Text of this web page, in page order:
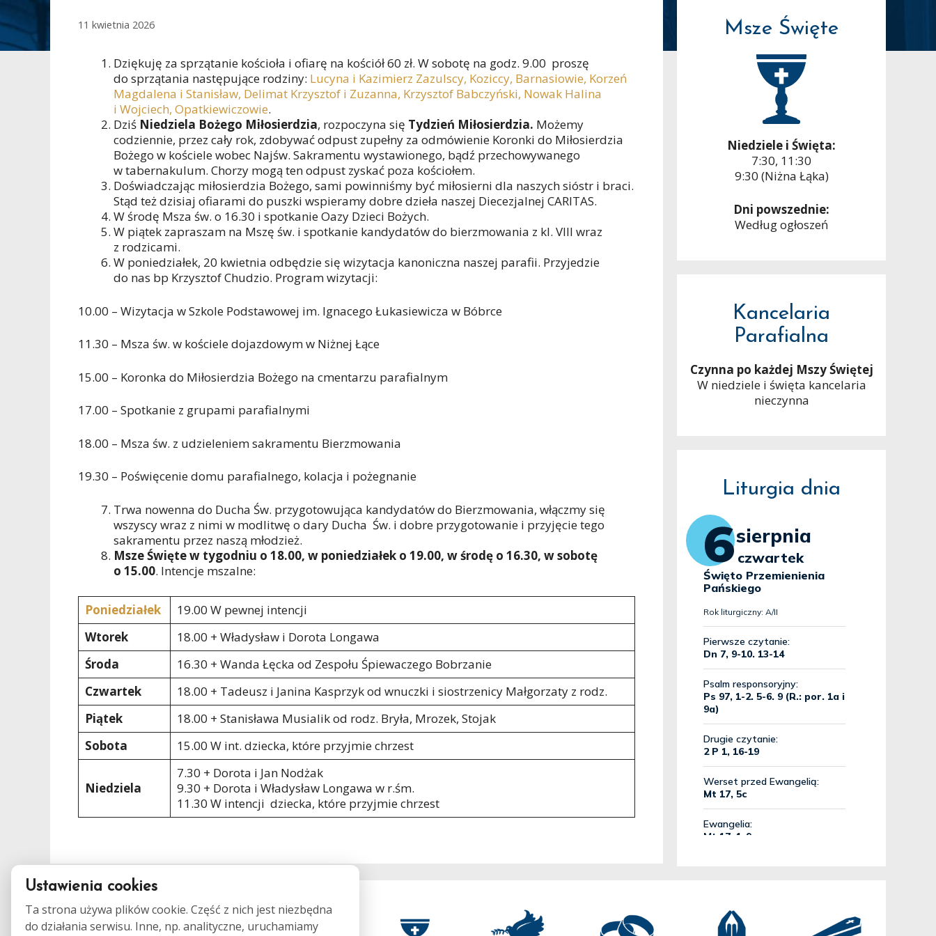
11 kwietnia 2026
Dziękuję za sprzątanie kościoła i ofiarę na kościół 60 zł. W sobotę na godz. 9.00 proszę
do sprzątania następujące rodziny: Lucyna i Kazimierz Zazulscy, Koziccy, Barnasiowie, Korzeń
Magdalena i Stanisław, Delimat Krzysztof i Zuzanna, Krzysztof Babczyński, Nowak Halina
i Wojciech, Opatkiewiczowie.
Dziś Niedziela Bożego Miłosierdzia, rozpoczyna się Tydzień Miłosierdzia. Możemy
codziennie, przez cały rok, zdobywać odpust zupełny za odmówienie Koronki do Miłosierdzia
Bożego w kościele wobec Najśw. Sakramentu wystawionego, bądź przechowywanego
w tabernakulum. Chorzy mogą ten odpust zyskać poza kościołem.
Doświadczając miłosierdzia Bożego, sami powinniśmy być miłosierni dla naszych sióstr i braci.
Stąd też dzisiaj ofiarami do puszki wspieramy dobre dzieła naszej Diecezjalnej CARITAS.
W środę Msza św. o 16.30 i spotkanie Oazy Dzieci Bożych.
W piątek zapraszam na Mszę św. i spotkanie kandydatów do bierzmowania z kl. VIII wraz
z rodzicami.
W poniedziałek, 20 kwietnia odbędzie się wizytacja kanoniczna naszej parafii. Przyjedzie
do nas bp Krzysztof Chudzio. Program wizytacji:
10.00 – Wizytacja w Szkole Podstawowej im. Ignacego Łukasiewicza w Bóbrce
11.30 – Msza św. w kościele dojazdowym w Niżnej Łące
15.00 – Koronka do Miłosierdzia Bożego na cmentarzu parafialnym
17.00 – Spotkanie z grupami parafialnymi
18.00 – Msza św. z udzieleniem sakramentu Bierzmowania
19.30 – Poświęcenie domu parafialnego, kolacja i pożegnanie
Trwa nowenna do Ducha Św. przygotowująca kandydatów do Bierzmowania, włączmy się
wszyscy wraz z nimi w modlitwę o dary Ducha Św. i dobre przygotowanie i przyjęcie tego
sakramentu przez naszą młodzież.
Msze Święte w tygodniu o 18.00, w poniedziałek o 19.00, w środę o 16.30, w sobotę
o 15.00. Intencje mszalne:
Poniedziałek
19.00 W pewnej intencji
Wtorek
18.00 + Władysław i Dorota Longawa
Środa
16.30 + Wanda Łęcka od Zespołu Śpiewaczego Bobrzanie
Czwartek
18.00 + Tadeusz i Janina Kasprzyk od wnuczki i siostrzenicy Małgorzaty z rodz.
Piątek
18.00 + Stanisława Musialik od rodz. Bryła, Mrozek, Stojak
Sobota
15.00 W int. dziecka, które przyjmie chrzest
Niedziela
7.30 + Dorota i Jan Nodżak
9.30 + Dorota i Władysław Longawa w r.śm.
11.30 W intencji dziecka, które przyjmie chrzest
Msze Święte
Niedziele i Święta:
7:30, 11:30
9:30 (Niżna Łąka)
Dni powszednie:
Według ogłoszeń
Kancelaria
Parafialna
Czynna po każdej Mszy Świętej
W niedziele i święta kancelaria
nieczynna
Liturgia dnia
Ustawienia cookies
Ta strona używa plików cookie. Część z nich jest niezbędna
do działania serwisu. Inne, np. analityczne, uruchamiamy